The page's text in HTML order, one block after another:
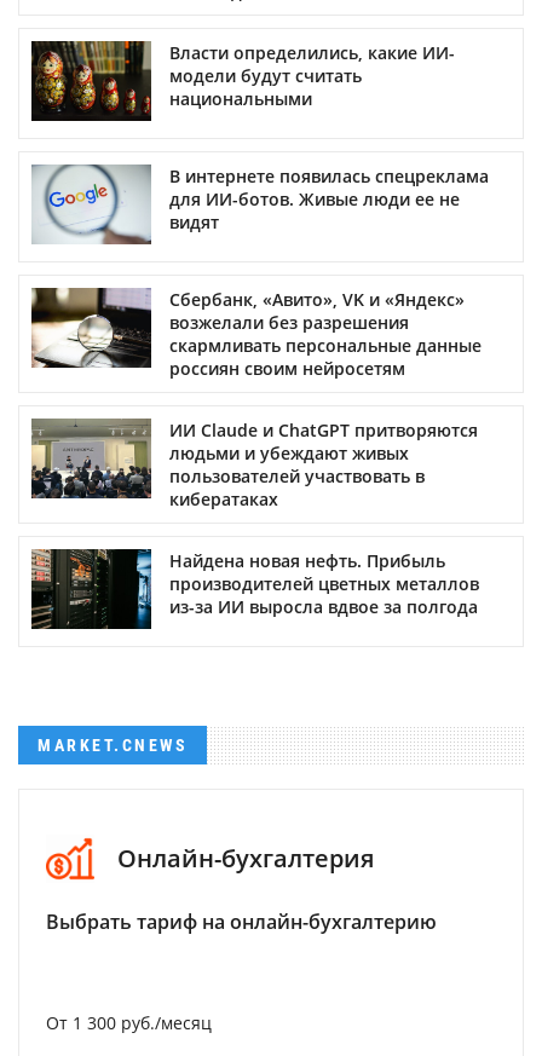
Власти определились, какие ИИ-
модели будут считать
национальными
В интернете появилась спецреклама
для ИИ-ботов. Живые люди ее не
видят
Сбербанк, «Авито», VK и «Яндекс»
возжелали без разрешения
скармливать персональные данные
россиян своим нейросетям
ИИ Claude и ChatGPT притворяются
людьми и убеждают живых
пользователей участвовать в
кибератаках
Найдена новая нефть. Прибыль
производителей цветных металлов
из-за ИИ выросла вдвое за полгода
MARKET.CNEWS
Онлайн-бухгалтерия
Выбрать тариф на онлайн-бухгалтерию
От 1 300 руб./месяц